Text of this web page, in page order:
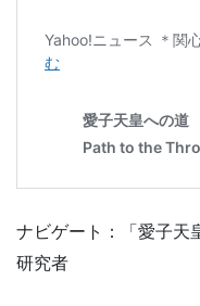
ナビゲート：「愛子
研究者